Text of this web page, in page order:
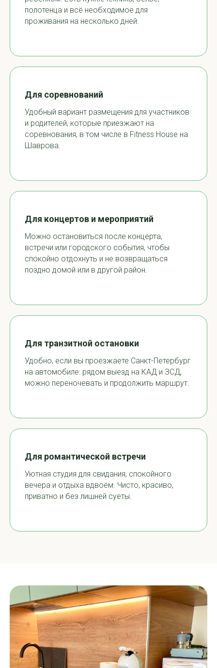
полотенца и всё необходимое для
проживания на несколько дней.
Для соревнований
Удобный вариант размещения для участников
и родителей, которые приезжают на
соревнования, в том числе в Fitness House на
Шаврова.
Для концертов и мероприятий
Можно остановиться после концерта,
встречи или городского события, чтобы
спокойно отдохнуть и не возвращаться
поздно домой или в другой район.
Для транзитной остановки
Удобно, если вы проезжаете Санкт-Петербург
на автомобиле: рядом выезд на КАД и ЗСД,
можно переночевать и продолжить маршрут.
Для романтической встречи
Уютная студия для свидания, спокойного
вечера и отдыха вдвоём. Чисто, красиво,
приватно и без лишней суеты.